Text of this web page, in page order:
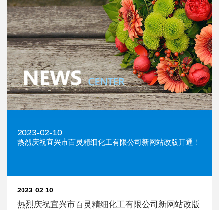
2023-02-10
热烈庆祝宜兴市百灵精细化工有限公司新网站改版开通！
2023-02-10
热烈庆祝宜兴市百灵精细化工有限公司新网站改版